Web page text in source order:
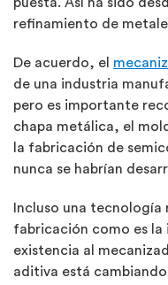
refinamiento de
De acuerdo, el
de una industria
pero es importante
chapa metálica, el
la fabricación de
nunca se habrían
Incluso una
fabricación como es la
existencia al
aditiva está